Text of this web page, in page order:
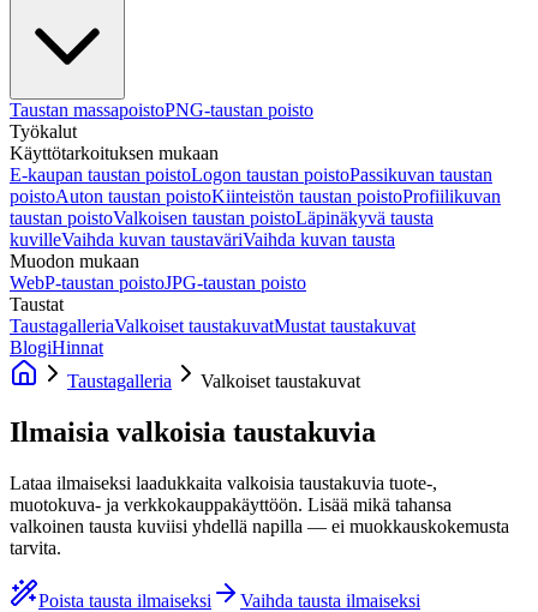
Taustan massapoistoPNG-taustan poisto
Työkalut
Käyttötarkoituksen mukaan
E-kaupan taustan poistoLogon taustan poistoPassikuvan taustan
poistoAuton taustan poistoKiinteistön taustan poistoProfiilikuvan
taustan poistoValkoisen taustan poistoLäpinäkyvä tausta
kuvilleVaihda kuvan taustaväriVaihda kuvan tausta
Muodon mukaan
WebP-taustan poistoJPG-taustan poisto
Taustat
TaustagalleriaValkoiset taustakuvatMustat taustakuvat
BlogiHinnat
Taustagalleria
Valkoiset taustakuvat
Ilmaisia valkoisia taustakuvia
Lataa ilmaiseksi laadukkaita valkoisia taustakuvia tuote-,
muotokuva- ja verkkokauppakäyttöön. Lisää mikä tahansa
valkoinen tausta kuviisi yhdellä napilla — ei muokkauskokemusta
tarvita.
Poista tausta ilmaiseksi Vaihda tausta ilmaiseksi